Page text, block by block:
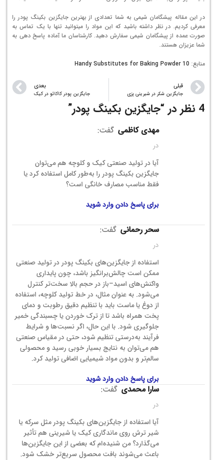
در این مقاله پیشگامان شیمی به شما تعدادی از بهترین جایگزین بکینگ پودر را
معرفی کردیم. در نظر داشته باشید که این مواد را میتوانید تنها با یک تماس به
صورت عمده از پیشگامان شیمی سفارش دهید. کارشناسان ما آماده پاسخ دهی به
شما عزیزان هستند.
منابع: 10 Handy Substitutes for Baking Powder
قبلی
جایگزین شکر در شیرینی پزی
بعدی
جایگزین پودر کاکائو در کیک
4 نظر در “ جایگزین بکینگ پودر”
مهدی کاظمی گفت:
در
آیا در تولید صنعتی کیک و کلوچه هم می‌توان
جایگزین بکینگ پودر را به‌طور کامل استفاده کرد یا
فقط مناسب مصارف خانگی است؟
برای پاسخ دادن وارد شوید
سحر رحمانی گفت:
در
استفاده از جایگزین‌های بکینگ پودر در تولید صنعتی
ممکن است چالش‌برانگیز باشد، چون پایداری
واکنش‌های اسید–باز در حجم بالا سخت‌تر کنترل
می‌شود. به عنوان مثال، در خط تولید کلوچه، استفاده
از دوغ یا ماست باید با تنظیم دقیق رطوبت و دمای
پخت همراه باشد تا از ترک خوردن یا چسبندگی خمیر
جلوگیری شود. با این حال، اگر نسبت‌ها و شرایط
فرآیند به‌درستی تنظیم شود، حتی در مقیاس صنعتی
هم می‌توان به نتایج بسیار خوبی رسید و محصولی
سالم‌تر و بدون مواد شیمیایی اضافی تولید کرد.
برای پاسخ دادن وارد شوید
سارا محمدی گفت:
در
آیا استفاده از جایگزین‌های بکینگ پودر مثل سرکه یا
شیر ترش روی ماندگاری کیک یا شیرینی هم تأثیر
می‌گذارد؟ من شنیده‌ام که بعضی از این جایگزین‌ها
باعث می‌شوند بافت محصول سریع‌تر خشک شود.